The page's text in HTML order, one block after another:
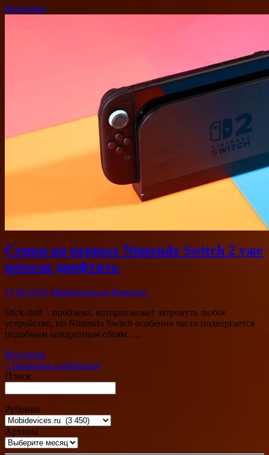
Источник
Стики на первых Nintendo Switch 2 уже
начали дрифтить
17.06.2025 Mobidevices.ru Новости
Stick-drift – проблема, которая может затронуть любое
устройство, но Nintendo Switch особенно часто подвергается
подобным аппаратным сбоям. …
Источник
« Прошлые сообщения
Поиск
Рубрики
Архивы